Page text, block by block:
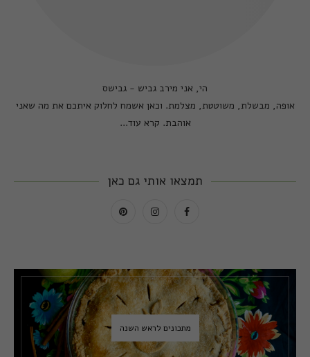
הי, אני מירב גביש - גבישס
אופה, מבשלת, משוטטת, מצלמת. וכאן אשמח לחלוק איתכם את מה שאני
אוהבת. קרא עוד...
תמצאו אותי גם כאן
מתכונים לראש השנה